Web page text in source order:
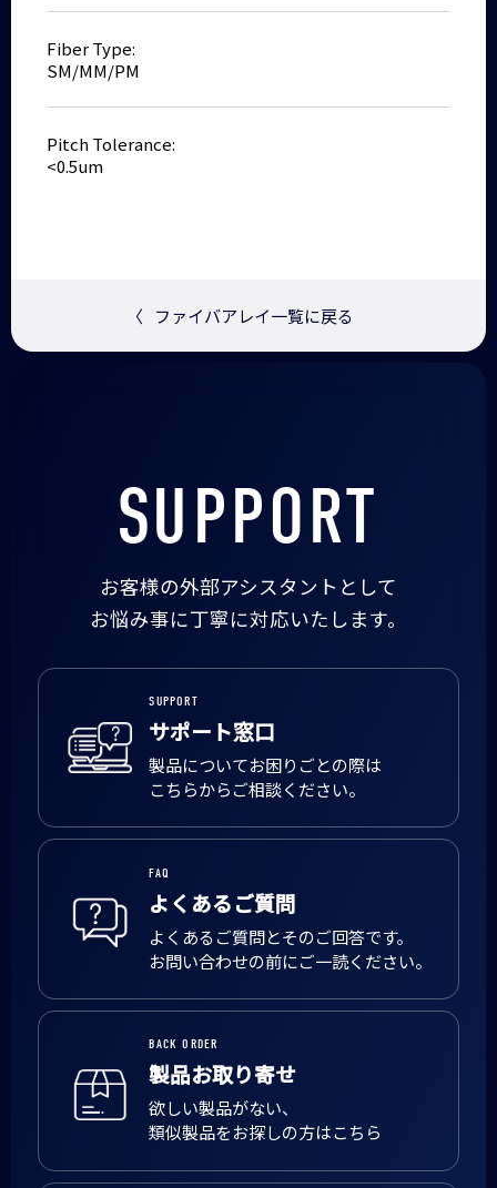
Fiber Type:
SM/MM/PM
Pitch Tolerance:
<0.5um
〈 ファイバアレイ一覧に戻る
SUPPORT
お客様の外部アシスタントとして
お悩み事に丁寧に対応いたします。
SUPPORT
サポート窓口
製品についてお困りごとの際は
こちらからご相談ください。
FAQ
よくあるご質問
よくあるご質問とそのご回答です。
お問い合わせの前にご一読ください。
BACK ORDER
製品お取り寄せ
欲しい製品がない、
類似製品をお探しの方はこちら